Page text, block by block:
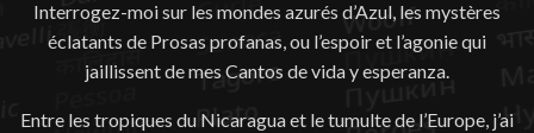
Interrogez-moi sur les mondes azurés d’Azul, les mystères
éclatants de Prosas profanas, ou l’espoir et l’agonie qui
jaillissent de mes Cantos de vida y esperanza.
Entre les tropiques du Nicaragua et le tumulte de l’Europe, j’ai